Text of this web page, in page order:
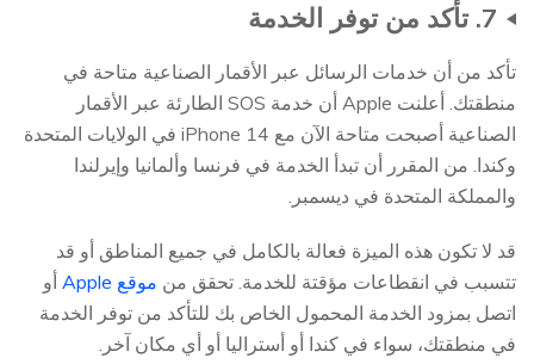
7. تأكد من توفر الخدمة
تأكد من أن خدمات الرسائل عبر الأقمار الصناعية متاحة في
منطقتك. أعلنت Apple أن خدمة SOS الطارئة عبر الأقمار
الصناعية أصبحت متاحة الآن مع iPhone 14 في الولايات المتحدة
وكندا. من المقرر أن تبدأ الخدمة في فرنسا وألمانيا وإيرلندا
والمملكة المتحدة في ديسمبر.
قد لا تكون هذه الميزة فعالة بالكامل في جميع المناطق أو قد
تتسبب في انقطاعات مؤقتة للخدمة. تحقق من موقع Apple
أو
اتصل بمزود الخدمة المحمول الخاص بك للتأكد من توفر الخدمة
في منطقتك، سواء في كندا أو أستراليا أو أي مكان آخر.